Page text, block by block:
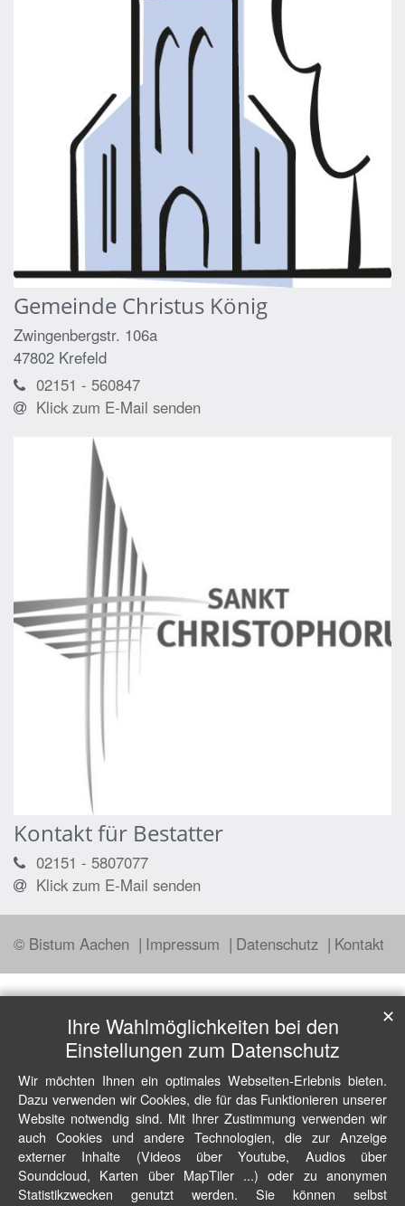
Gemeinde Christus König
Zwingenbergstr. 106a
47802 Krefeld
02151 - 560847
Klick zum E-Mail senden
Kontakt für Bestatter
02151 - 5807077
Klick zum E-Mail senden
© Bistum Aachen Impressum Datenschutz Kontakt
Ihre Wahlmöglichkeiten bei den
Einstellungen zum Datenschutz
Wir möchten Ihnen ein optimales Webseiten-Erlebnis bieten.
Dazu verwenden wir Cookies, die für das Funktionieren unserer
Website notwendig sind. Mit Ihrer Zustimmung verwenden wir
auch Cookies und andere Technologien, die zur Anzeige
externer Inhalte (Videos über Youtube, Audios über
Soundcloud, Karten über MapTiler ...) oder zu anonymen
Statistikzwecken genutzt werden. Sie können selbst
✕